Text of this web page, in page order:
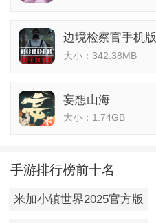
边境检察官手机版
大小：342.38MB
妄想山海
大小：1.74GB
手游排行榜前十名
米加小镇世界2025官方版